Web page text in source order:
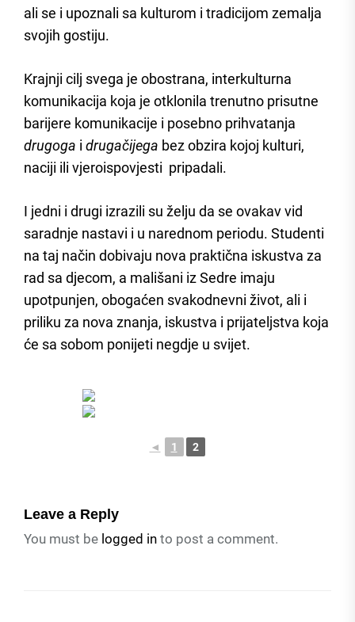
ali se i upoznali sa kulturom i tradicijom zemalja
svojih gostiju.
Krajnji cilj svega je obostrana, interkulturna
komunikacija koja je otklonila trenutno prisutne
barijere komunikacije i posebno prihvatanja
drugoga i drugačijega bez obzira kojoj kulturi,
naciji ili vjeroispovjesti pripadali.
I jedni i drugi izrazili su želju da se ovakav vid
saradnje nastavi i u narednom periodu. Studenti
na taj način dobivaju nova praktična iskustva za
rad sa djecom, a mališani iz Sedre imaju
upotpunjen, obogaćen svakodnevni život, ali i
priliku za nova znanja, iskustva i prijateljstva koja
će sa sobom ponijeti negdje u svijet.
◄ 1 2
Leave a Reply
You must be logged in to post a comment.